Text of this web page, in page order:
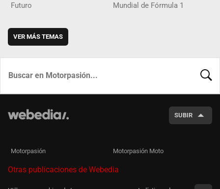
Futuro Mundial de Fórmula 1
VER MÁS TEMAS
SUBIR
Motorpasión Motorpasión Moto
Otras publicaciones de Webedia